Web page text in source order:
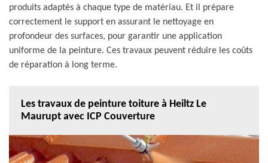
produits adaptés à chaque type de matériau. Et il prépare
correctement le support en assurant le nettoyage en
profondeur des surfaces, pour garantir une application
uniforme de la peinture. Ces travaux peuvent réduire les coûts
de réparation à long terme.
Les travaux de peinture toiture à Heiltz Le
Maurupt avec ICP Couverture